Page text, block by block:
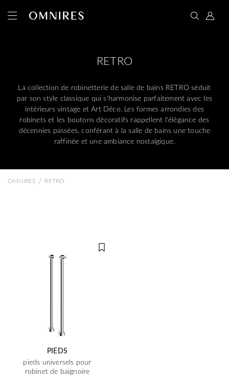
RETRO
La collection de robinetterie de salle de bains RETRO séduit
par son style classique qui s'harmonise parfaitement avec les
intérieurs vintage et Art Déco. Les formes arrondies des
robinets et les boutons décoratifs rappellent l'élégance des
décennies passées, conférant à la salle de bains une touche
raffinée et une ambiance nostalgique.
OMNIRES / RETRO
PIEDS
pieds universels pour
robinet de baignoire